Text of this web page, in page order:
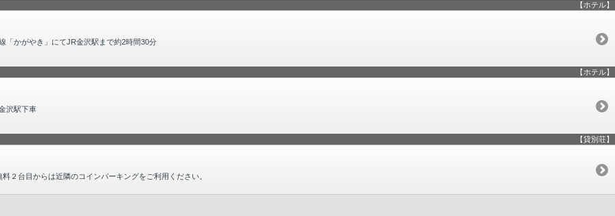
【ホテル】
「かがやき」にてJR金沢駅まで約2時間30分
【ホテル】
沢駅下車
【貸別荘】
２台目からは近隣のコインパーキングをご利用ください。